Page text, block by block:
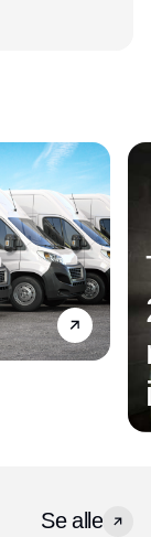
Se alle